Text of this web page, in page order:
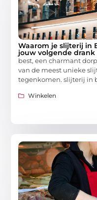
Waarom je slijterij in
jouw volgende drank
best, een charmant
van de meest unieke
tegenkomen. slijterij in
Winkelen